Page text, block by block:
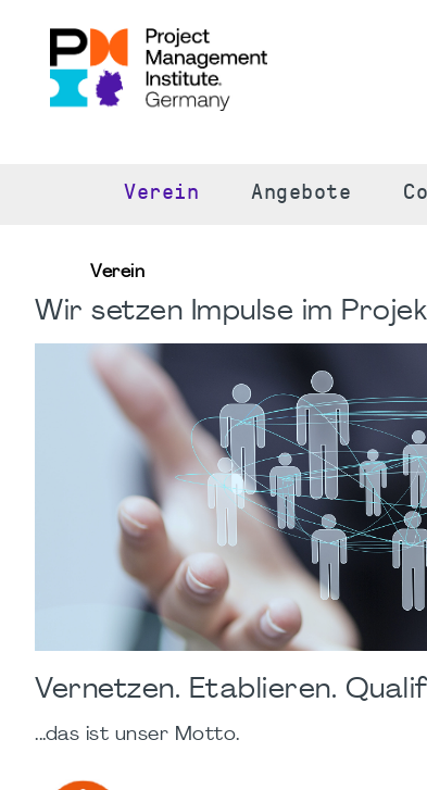
Verein Angebote
Verein
Wir setzen Impulse im
Vernetzen. Etablieren.
...das ist unser Motto.